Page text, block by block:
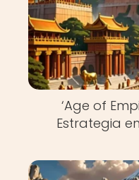
‘Age of
Estrategia